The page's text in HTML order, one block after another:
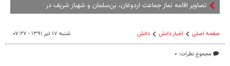
تصاویر اقامه نماز جماعت اردوغان، بن‌سلمان و شهباز شریف در
صفحه اصلی اخبار دانش دانش
مجموع نظرات: ۰
شنبه ۱۷ تیر ۱۳۹۱ - ۰۷:۲۷